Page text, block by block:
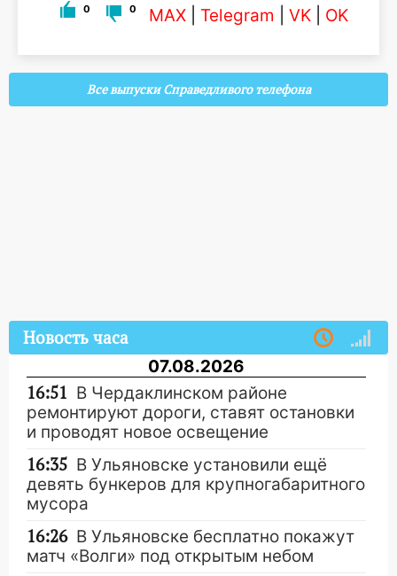
0 0 MAX Telegram VK OK
Все выпуски Справедливого телефона
Новость часа
07.08.2026
16:51 В Чердаклинском районе
ремонтируют дороги, ставят остановки
и проводят новое освещение
16:35 В Ульяновске установили ещё
девять бункеров для крупногабаритного
мусора
16:26 В Ульяновске бесплатно покажут
матч «Волги» под открытым небом